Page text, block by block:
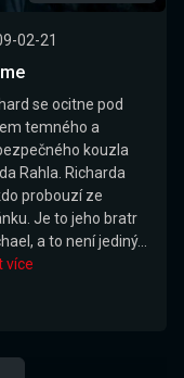
02-21
se ocitne pod
temného a
kouzla
Rahla. Richarda
probouzí ze
Je to jeho bratr
a to není jediný...
více